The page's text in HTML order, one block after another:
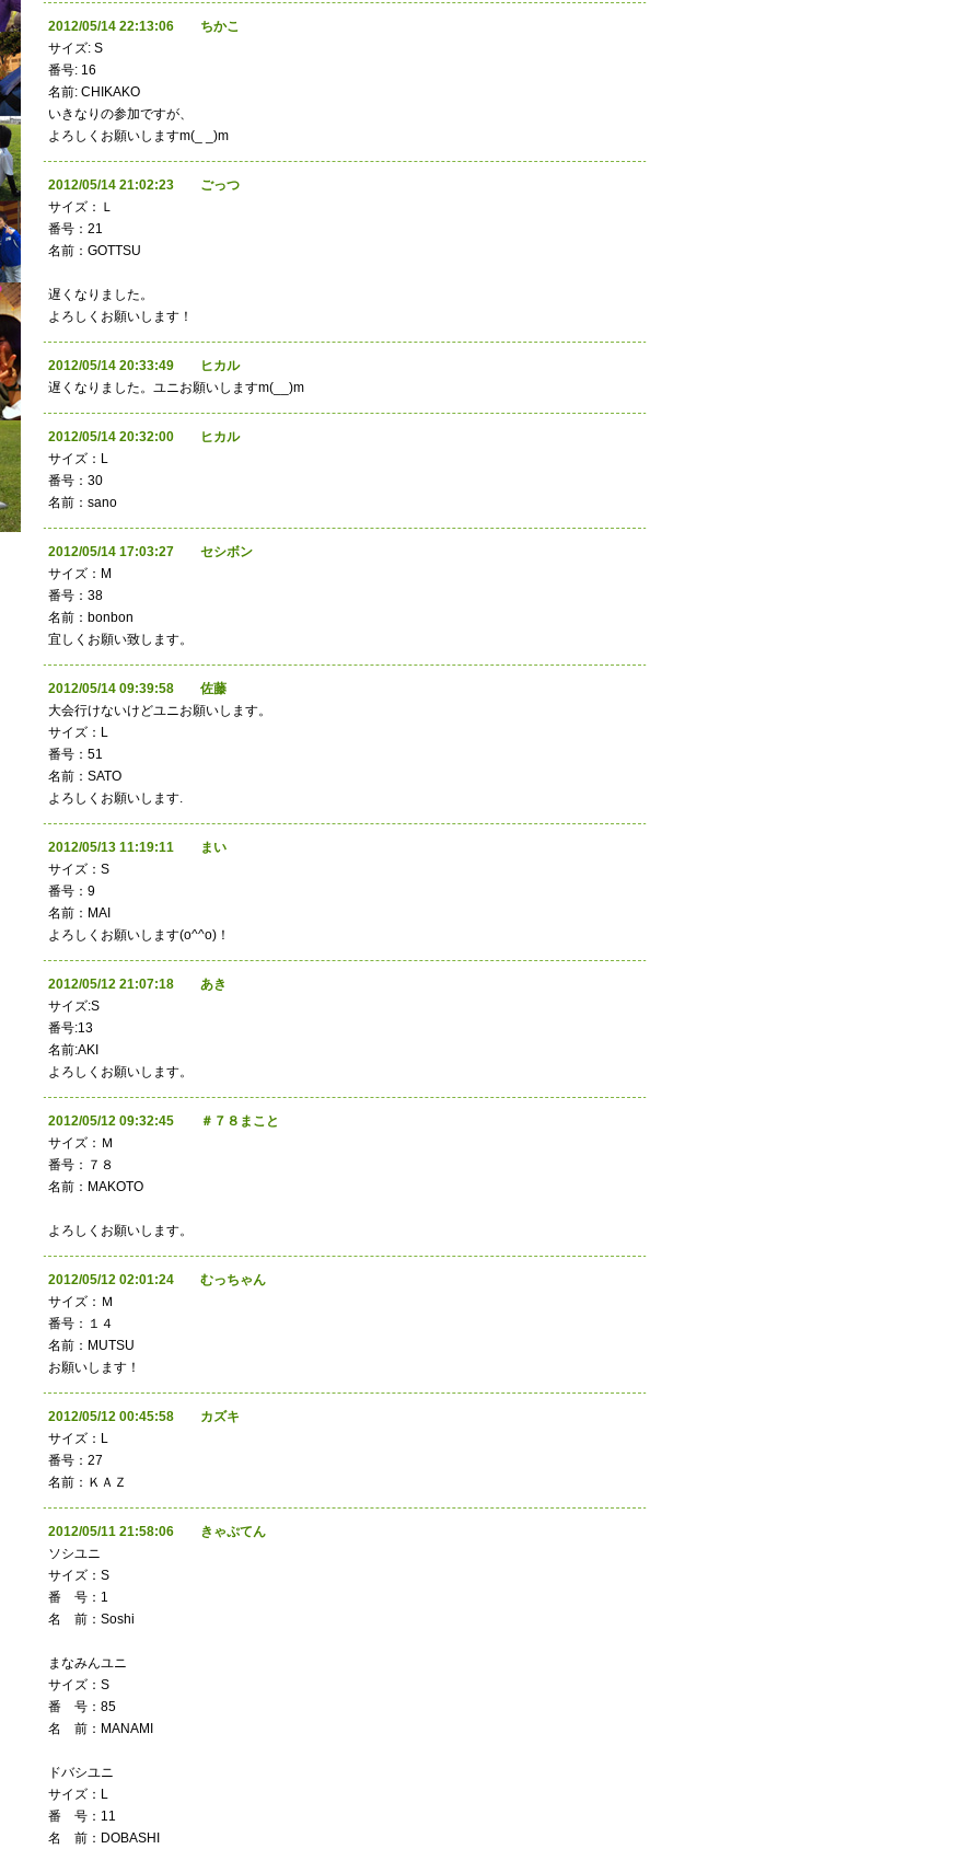
2012/05/14 22:13:06 ちかこ
サイズ: S
番号: 16
名前: CHIKAKO
いきなりの参加ですが、
よろしくお願いしますm(_ _)m
2012/05/14 21:02:23 ごっつ
サイズ：Ｌ
番号：21
名前：GOTTSU
遅くなりました。
よろしくお願いします！
2012/05/14 20:33:49 ヒカル
遅くなりました。ユニお願いしますm(__)m
2012/05/14 20:32:00 ヒカル
サイズ：L
番号：30
名前：sano
2012/05/14 17:03:27 セシボン
サイズ：M
番号：38
名前：bonbon
宜しくお願い致します。
2012/05/14 09:39:58 佐藤
大会行けないけどユニお願いします。
サイズ：L
番号：51
名前：SATO
よろしくお願いします.
2012/05/13 11:19:11 まい
サイズ：S
番号：9
名前：MAI
よろしくお願いします(o^^o)！
2012/05/12 21:07:18 あき
サイズ:S
番号:13
名前:AKI
よろしくお願いします。
2012/05/12 09:32:45 ＃７８まこと
サイズ：Ｍ
番号：７８
名前：MAKOTO
よろしくお願いします。
2012/05/12 02:01:24 むっちゃん
サイズ：Ｍ
番号：１４
名前：MUTSU
お願いします！
2012/05/12 00:45:58 カズキ
サイズ：L
番号：27
名前：ＫＡＺ
2012/05/11 21:58:06 きゃぷてん
ソシユニ
サイズ：S
番 号：1
名 前：Soshi
まなみんユニ
サイズ：S
番 号：85
名 前：MANAMI
ドバシユニ
サイズ：L
番 号：11
名 前：DOBASHI